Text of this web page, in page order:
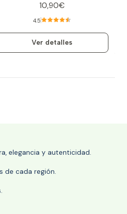
10,90€
4.5
Ver detalles
elegancia y autenticidad.
de cada región.